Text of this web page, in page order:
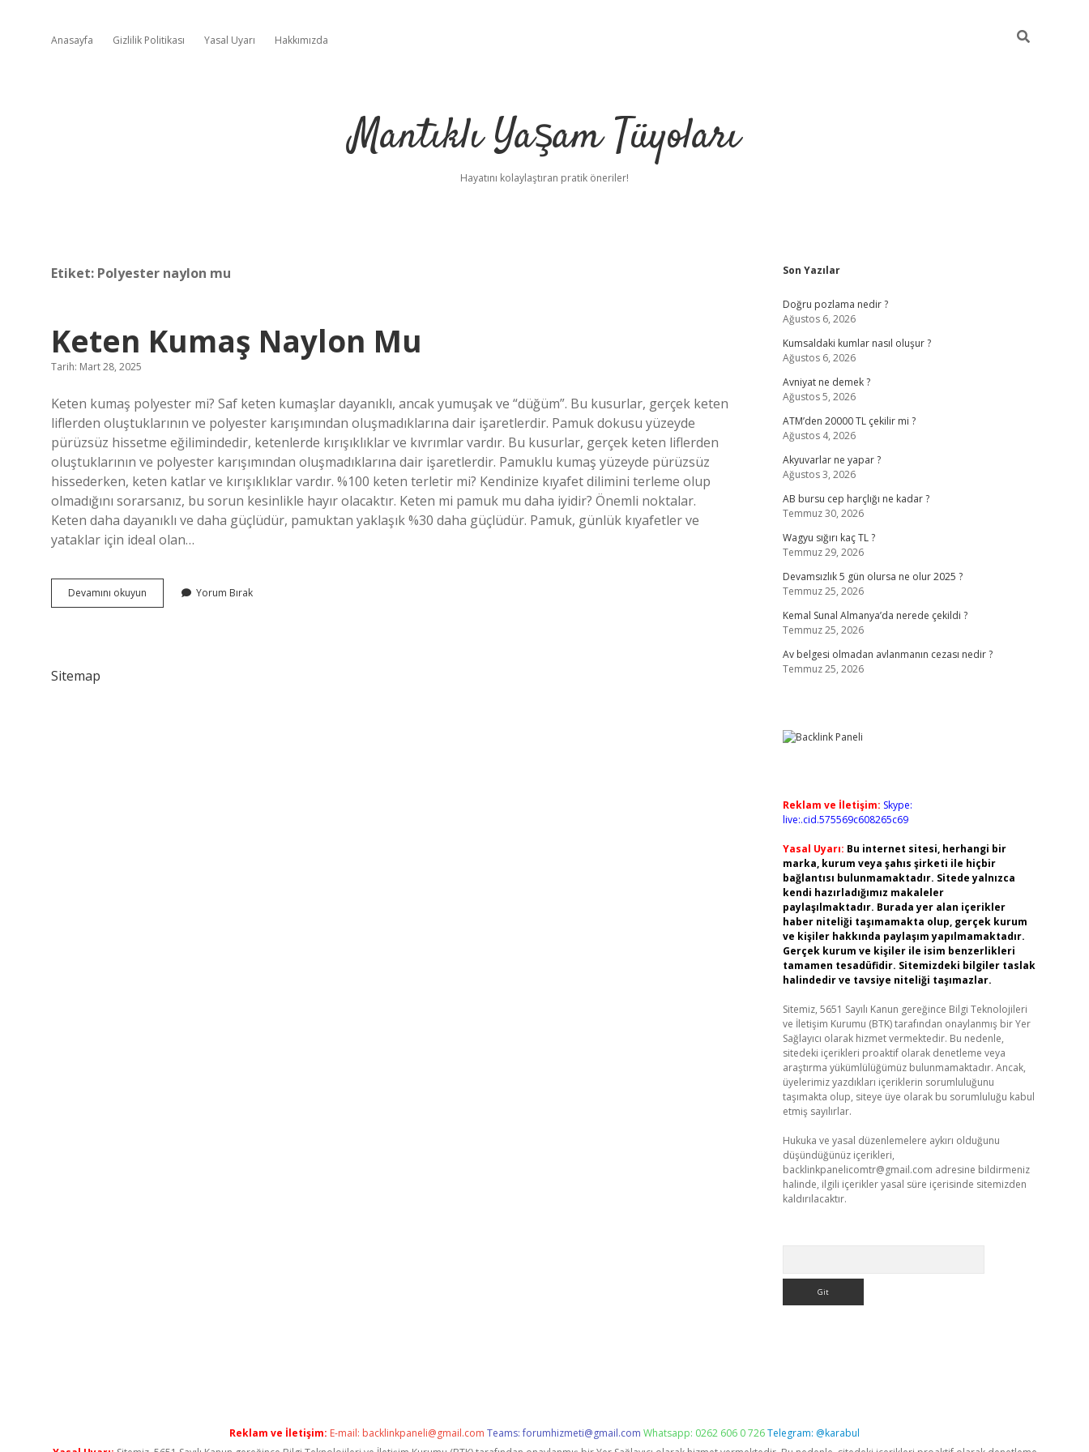
Anasayfa Gizlilik Politikası Yasal Uyarı Hakkımızda
Mantıklı Yaşam Tüyoları
Hayatını kolaylaştıran pratik öneriler!
Etiket: Polyester naylon mu
Keten Kumaş Naylon Mu
Tarih: Mart 28, 2025
Keten kumaş polyester mi? Saf keten kumaşlar dayanıklı, ancak yumuşak ve “düğüm”. Bu kusurlar, gerçek keten
liflerden oluştuklarının ve polyester karışımından oluşmadıklarına dair işaretlerdir. Pamuk dokusu yüzeyde
pürüzsüz hissetme eğilimindedir, ketenlerde kırışıklıklar ve kıvrımlar vardır. Bu kusurlar, gerçek keten liflerden
oluştuklarının ve polyester karışımından oluşmadıklarına dair işaretlerdir. Pamuklu kumaş yüzeyde pürüzsüz
hissederken, keten katlar ve kırışıklıklar vardır. %100 keten terletir mi? Kendinize kıyafet dilimini terleme olup
olmadığını sorarsanız, bu sorun kesinlikle hayır olacaktır. Keten mi pamuk mu daha iyidir? Önemli noktalar.
Keten daha dayanıklı ve daha güçlüdür, pamuktan yaklaşık %30 daha güçlüdür. Pamuk, günlük kıyafetler ve
yataklar için ideal olan…
Devamını okuyun
Kumaş
Yorum Bırak
Sitemap
Sidebar
Son Yazılar
Doğru pozlama nedir ?
Ağustos 6, 2026
Kumsaldaki kumlar nasıl oluşur ?
Ağustos 6, 2026
Avniyat ne demek ?
Ağustos 5, 2026
ATM’den 20000 TL çekilir mi ?
Ağustos 4, 2026
Akyuvarlar ne yapar ?
Ağustos 3, 2026
AB bursu cep harçlığı ne kadar ?
Temmuz 30, 2026
Wagyu sığırı kaç TL ?
Temmuz 29, 2026
Devamsızlık 5 gün olursa ne olur 2025 ?
Temmuz 25, 2026
Kemal Sunal Almanya’da nerede çekildi ?
Temmuz 25, 2026
Av belgesi olmadan avlanmanın cezası nedir ?
Temmuz 25, 2026
Reklam ve İletişim: Skype:
live:.cid.575569c608265c69
Yasal Uyarı: Bu internet sitesi, herhangi bir
marka, kurum veya şahıs şirketi ile hiçbir
bağlantısı bulunmamaktadır. Sitede yalnızca
kendi hazırladığımız makaleler
paylaşılmaktadır. Burada yer alan içerikler
haber niteliği taşımamakta olup, gerçek kurum
ve kişiler hakkında paylaşım yapılmamaktadır.
Gerçek kurum ve kişiler ile isim benzerlikleri
tamamen tesadüfidir. Sitemizdeki bilgiler taslak
halindedir ve tavsiye niteliği taşımazlar.
Sitemiz, 5651 Sayılı Kanun gereğince Bilgi Teknolojileri
ve İletişim Kurumu (BTK) tarafından onaylanmış bir Yer
Sağlayıcı olarak hizmet vermektedir. Bu nedenle,
sitedeki içerikleri proaktif olarak denetleme veya
araştırma yükümlülüğümüz bulunmamaktadır. Ancak,
üyelerimiz yazdıkları içeriklerin sorumluluğunu
taşımakta olup, siteye üye olarak bu sorumluluğu kabul
etmiş sayılırlar.
Hukuka ve yasal düzenlemelere aykırı olduğunu
düşündüğünüz içerikleri,
backlinkpanelicomtr@gmail.com adresine bildirmeniz
halinde, ilgili içerikler yasal süre içerisinde sitemizden
kaldırılacaktır.
Reklam ve İletişim: E-mail: backlinkpaneli@gmail.com Teams:forumhizmeti@gmail.com Whatsapp: 0262 606 0 726Telegram: @karabul